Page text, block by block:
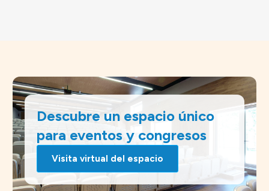
Descubre un espacio único
para eventos y congresos
Visita virtual del espacio